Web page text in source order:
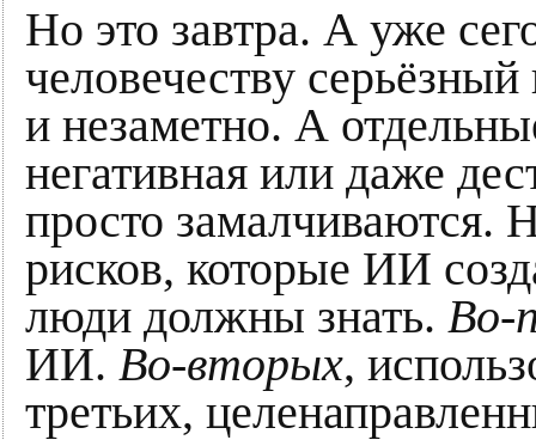
Но это завтра. А уже
человечеству
и незаметно. А
негативная или даже
просто замалчиваются.
рисков, которые ИИ
люди должны знать. Во-
ИИ. Во-вторых,
третьих,